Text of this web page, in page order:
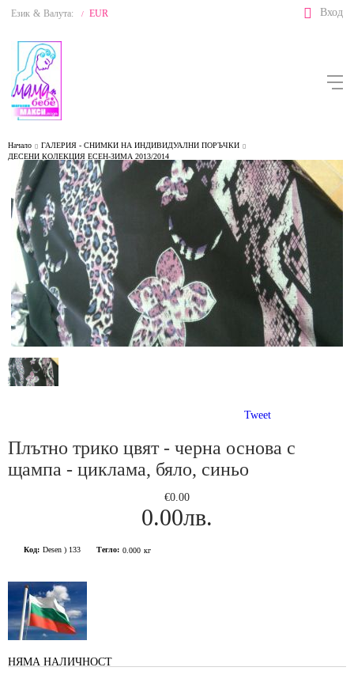
Език & Валута: / EUR Вход
Начало
ГАЛЕРИЯ - СНИМКИ НА ИНДИВИДУАЛНИ ПОРЪЧКИ
ДЕСЕНИ КОЛЕКЦИЯ ЕСЕН-ЗИМА 2013/2014
Tweet
Плътно трико цвят - черна основа с
щампа - циклама, бяло, синьо
€0.00
0.00лв.
Код: Desen ) 133 Тегло: 0.000 кг
НЯМА НАЛИЧНОСТ